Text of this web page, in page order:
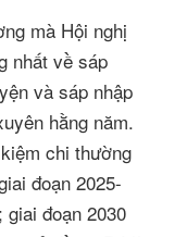
mà Hội nghị
nhất về sáp
và sáp nhập
hằng năm.
chi thường
đoạn 2025-
giai đoạn 2030